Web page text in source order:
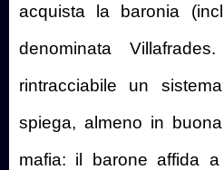
acquista la baronia
denominata
rintracciabile un
spiega, almeno in
mafia: il barone affida